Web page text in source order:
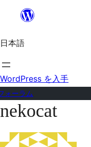
を
ス
キ
ッ
プ
日本語
WordPress を入手
ォーラム
コ
nekocat